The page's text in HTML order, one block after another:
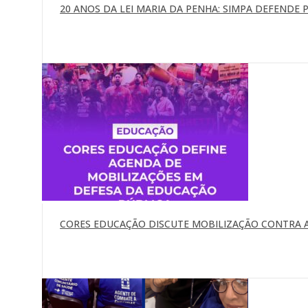
20 ANOS DA LEI MARIA DA PENHA: SIMPA DEFENDE
CORES EDUCAÇÃO DISCUTE MOBILIZAÇÃO CONTRA